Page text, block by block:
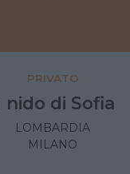
PRIVATO
nido di Sofia
LOMBARDIA
MILANO